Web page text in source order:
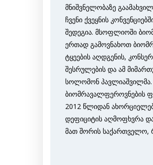
მნიშვნელობაზე
ჩვენი ქვეყნის
შედეგია. მსოფლიოში
ერთად გამოვნახოთ
ტყეების აღდგენის,
შესრულების და ამ
სოლომონ პავლიაშვილმა.
ბიომრავალფეროვნების
2012 წლიდან
დეფიციტის აღმოფხვრა და
მათ შორის საქართველო,